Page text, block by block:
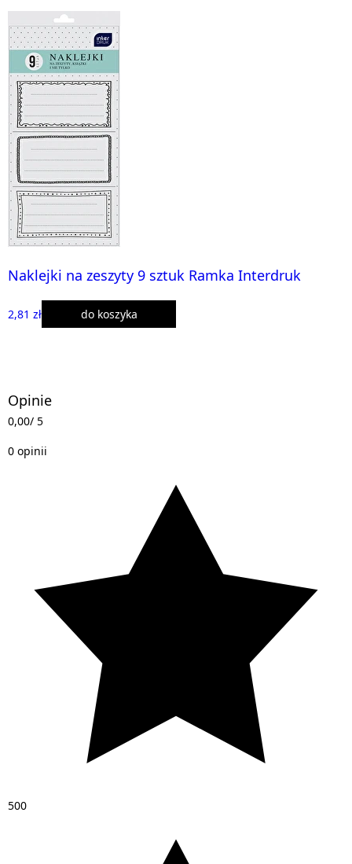
Naklejki na zeszyty 9 sztuk Ramka Interdruk
2,81 zł do koszyka
Opinie
0,00/ 5
0 opinii
500